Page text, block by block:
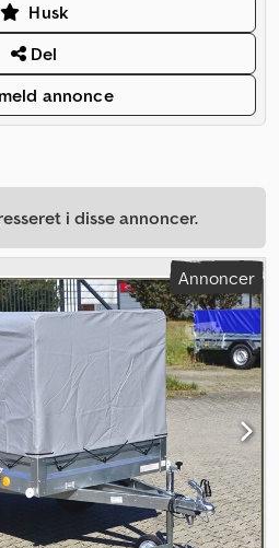
Husk
Del
annonce
i disse annoncer.
Annoncer